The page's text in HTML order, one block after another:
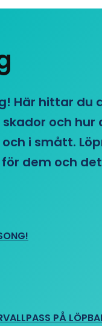
Här hittar du
och
i smått.
dem och
PÅ